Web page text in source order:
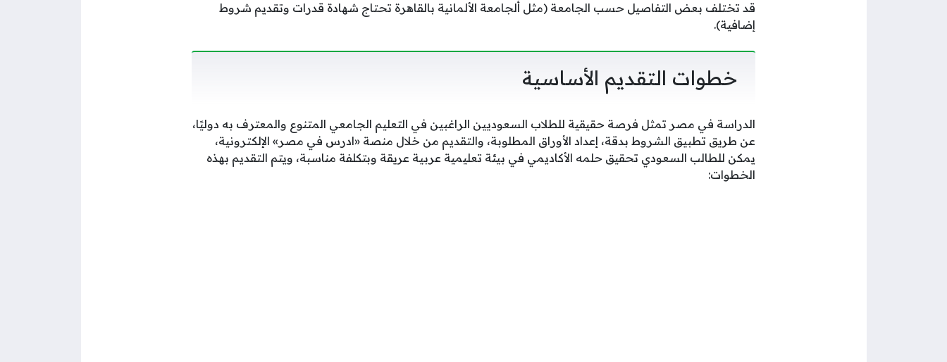
قد تختلف بعض التفاصيل حسب الجامعة (مثل ألجامعة الألمانية بالقاهرة تحتاج شهادة قدرات وتقديم شروط
إضافية).
خطوات التقديم الأساسية
الدراسة في مصر تمثل فرصة حقيقية للطلاب السعوديين الراغبين في التعليم الجامعي المتنوع والمعترف به دوليًا،
عن طريق تطبيق الشروط بدقة، إعداد الأوراق المطلوبة، والتقديم من خلال منصة «ادرس في مصر» الإلكترونية،
يمكن للطالب السعودي تحقيق حلمه الأكاديمي في بيئة تعليمية عربية عريقة وبتكلفة مناسبة، ويتم التقديم بهذه
الخطوات: